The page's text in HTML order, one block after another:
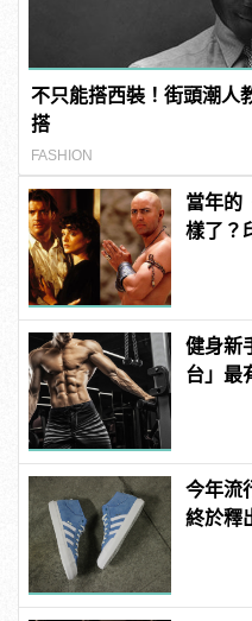
不只能搭西裝！街頭潮人
搭
FASHION
當年的
樣了？
健身新
台」最
今年流
終於釋